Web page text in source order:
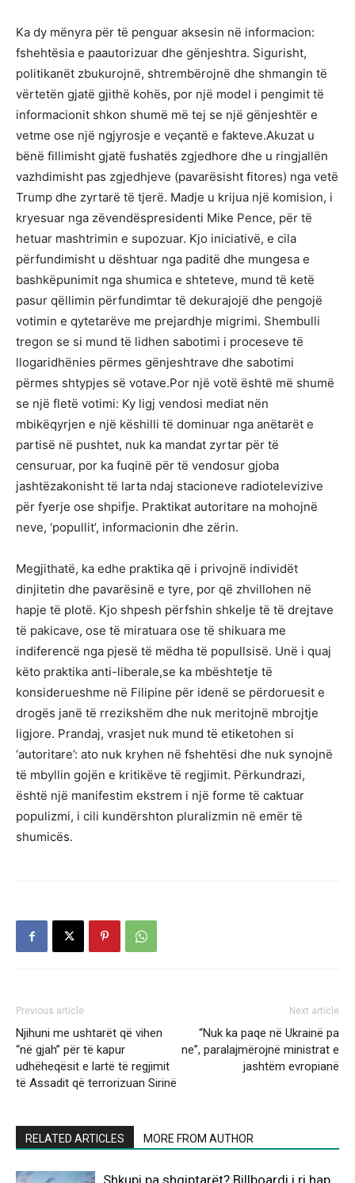
Ka dy mënyra për të penguar aksesin në informacion:
fshehtësia e paautorizuar dhe gënjeshtra. Sigurisht,
politikanët zbukurojnë, shtrembërojnë dhe shmangin të
vërtetën gjatë gjithë kohës, por një model i pengimit të
informacionit shkon shumë më tej se një gënjeshtër e
vetme ose një ngjyrosje e veçantë e fakteve.Akuzat u
bënë fillimisht gjatë fushatës zgjedhore dhe u ringjallën
vazhdimisht pas zgjedhjeve (pavarësisht fitores) nga vetë
Trump dhe zyrtarë të tjerë. Madje u krijua një komision, i
kryesuar nga zëvendëspresidenti Mike Pence, për të
hetuar mashtrimin e supozuar. Kjo iniciativë, e cila
përfundimisht u dështuar nga paditë dhe mungesa e
bashkëpunimit nga shumica e shteteve, mund të ketë
pasur qëllimin përfundimtar të dekurajojë dhe pengojë
votimin e qytetarëve me prejardhje migrimi. Shembulli
tregon se si mund të lidhen sabotimi i proceseve të
llogaridhënies përmes gënjeshtrave dhe sabotimi
përmes shtypjes së votave.Por një votë është më shumë
se një fletë votimi: Ky ligj vendosi mediat nën
mbikëqyrjen e një këshilli të dominuar nga anëtarët e
partisë në pushtet, nuk ka mandat zyrtar për të
censuruar, por ka fuqinë për të vendosur gjoba
jashtëzakonisht të larta ndaj stacioneve radiotelevizive
për fyerje ose shpifje. Praktikat autoritare na mohojnë
neve, ‘popullit’, informacionin dhe zërin.
Megjithatë, ka edhe praktika që i privojnë individët
dinjitetin dhe pavarësinë e tyre, por që zhvillohen në
hapje të plotë. Kjo shpesh përfshin shkelje të të drejtave
të pakicave, ose të miratuara ose të shikuara me
indiferencë nga pjesë të mëdha të popullsisë. Unë i quaj
këto praktika anti-liberale,se ka mbështetje të
konsiderueshme në Filipine për idenë se përdoruesit e
drogës janë të rrezikshëm dhe nuk meritojnë mbrojtje
ligjore. Prandaj, vrasjet nuk mund të etiketohen si
‘autoritare’: ato nuk kryhen në fshehtësi dhe nuk synojnë
të mbyllin gojën e kritikëve të regjimit. Përkundrazi,
është një manifestim ekstrem i një forme të caktuar
populizmi, i cili kundërshton pluralizmin në emër të
shumicës.
Previous article
Njihuni me ushtarët që vihen
“në gjah” për të kapur
udhëheqësit e lartë të regjimit
të Assadit që terrorizuan Sirinë
Next article
“Nuk ka paqe në Ukrainë pa
ne”, paralajmërojnë ministrat e
jashtëm evropianë
RELATED ARTICLES MORE FROM AUTHOR